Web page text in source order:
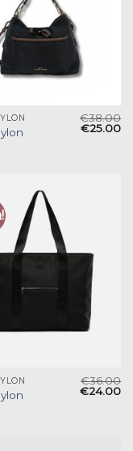
€38.00
€25.00
€36.00
€24.00